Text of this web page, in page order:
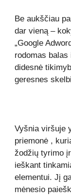
Be aukščiau
dar vieną –
„Google
rodomas
didesnė
geresnes
Vyšnia viršuje
priemonė ,
žodžių tyrimo
ieškant
elementui. Jį
mėnesio